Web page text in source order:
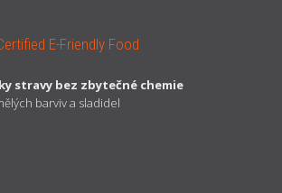
E-Friendly Food
stravy bez zbytečné chemie
barviv a sladidel